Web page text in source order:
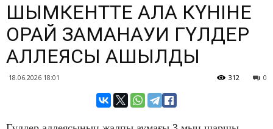
​ШЫМКЕНТТЕ ҚАЛА КҮНІНЕ
ОРАЙ ЗАМАНАУИ ГҮЛДЕР
АЛЛЕЯСЫ АШЫЛДЫ
18.06.2026 18:01 0
312